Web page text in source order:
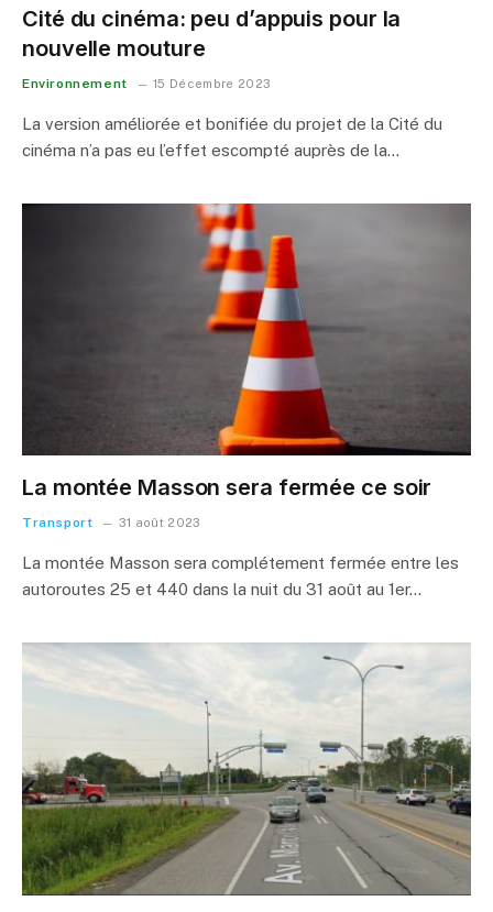
Cité du cinéma: peu d’appuis pour la
nouvelle mouture
Environnement 15 Décembre 2023
La version améliorée et bonifiée du projet de la Cité du
cinéma n’a pas eu l’effet escompté auprès de la…
La montée Masson sera fermée ce soir
Transport 31 août 2023
La montée Masson sera complétement fermée entre les
autoroutes 25 et 440 dans la nuit du 31 août au 1er…